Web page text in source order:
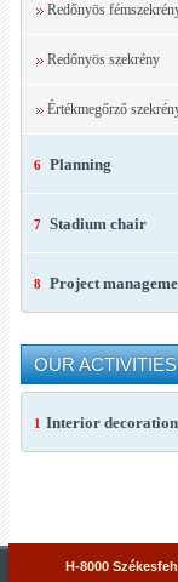
Redőnyös
Redőnyös szekrény
Értékmegőrző
6 Planning
7 Stadium chair
8 Project
OUR ACTIVITIES
1 Interior decoration
H-8000